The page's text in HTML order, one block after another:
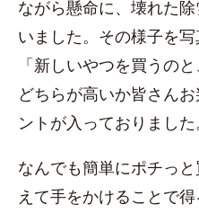
ながら懸命に、壊れた
いました。その様子を写
「新しいやつを買うの
どちらが高いか皆さん
ントが入っておりました
なんでも簡単にポチっ
えて手をかけることで